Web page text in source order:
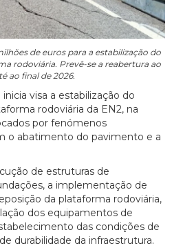
de euros para a estabilização do
rodoviária. Prevê-se a reabertura ao
ao final de 2026.
visa a estabilização do
rodoviária da EN2, na
por fenómenos
o abatimento do pavimento e a
de estruturas de
a implementação de
da plataforma rodoviária,
dos equipamentos de
das condições de
durabilidade da infraestrutura.